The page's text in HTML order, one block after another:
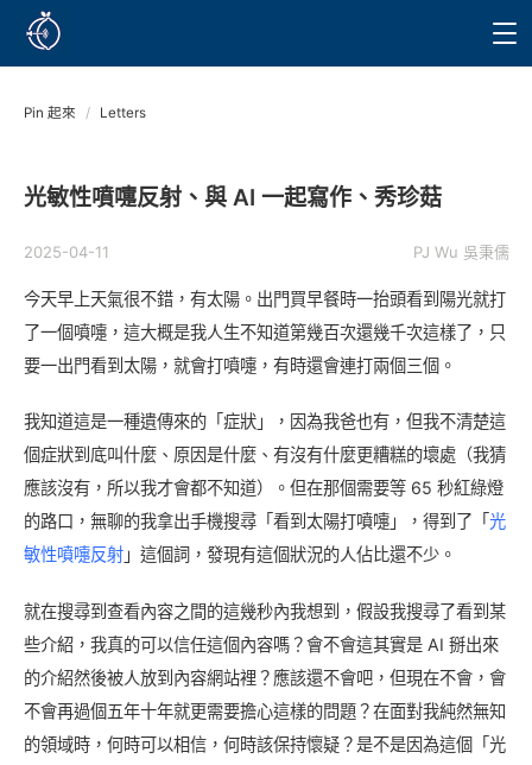
Pin 起來 / Letters
光敏性噴嚏反射、與 AI 一起寫作、秀珍菇
2025-04-11 PJ Wu 吳秉儒
今天早上天氣很不錯，有太陽。出門買早餐時一抬頭看到陽光就打
了一個噴嚏，這大概是我人生不知道第幾百次還幾千次這樣了，只
要一出門看到太陽，就會打噴嚏，有時還會連打兩個三個。
我知道這是一種遺傳來的「症狀」，因為我爸也有，但我不清楚這
個症狀到底叫什麼、原因是什麼、有沒有什麼更糟糕的壞處（我猜
應該沒有，所以我才會都不知道）。但在那個需要等 65 秒紅綠燈
的路口，無聊的我拿出手機搜尋「看到太陽打噴嚏」，得到了「光
敏性噴嚏反射」這個詞，發現有這個狀況的人佔比還不少。
就在搜尋到查看內容之間的這幾秒內我想到，假設我搜尋了看到某
些介紹，我真的可以信任這個內容嗎？會不會這其實是 AI 掰出來
的介紹然後被人放到內容網站裡？應該還不會吧，但現在不會，會
不會再過個五年十年就更需要擔心這樣的問題？在面對我純然無知
的領域時，何時可以相信，何時該保持懷疑？是不是因為這個「光